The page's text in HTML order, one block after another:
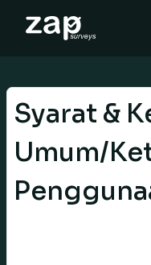
IT
Syarat &
Umum/